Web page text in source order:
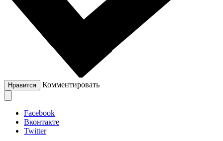
Нравится Комментировать
Facebook
Вконтакте
Twitter